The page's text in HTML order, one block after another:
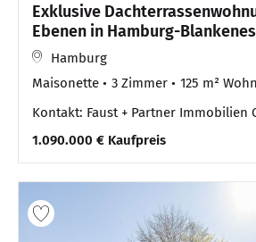
Exklusive
Ebenen in Hamburg-
Hamburg
Maisonette
3 Zimmer
125 m²
Kontakt: Faust + Partner Immobilien
1.090.000 € Kaufpreis